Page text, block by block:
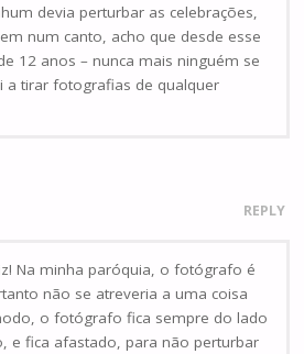
devia perturbar as celebrações,
num canto, acho que desde esse
12 anos – nunca mais ninguém se
a tirar fotografias de qualquer
REPLY
Na minha paróquia, o fotógrafo é
não se atreveria a uma coisa
o fotógrafo fica sempre do lado
e fica afastado, para não perturbar